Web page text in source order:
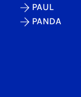
PAUL
PANDA